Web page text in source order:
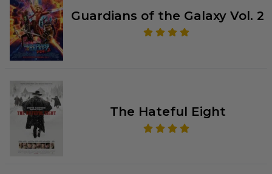
Guardians of the Galaxy Vol. 2
The Hateful Eight